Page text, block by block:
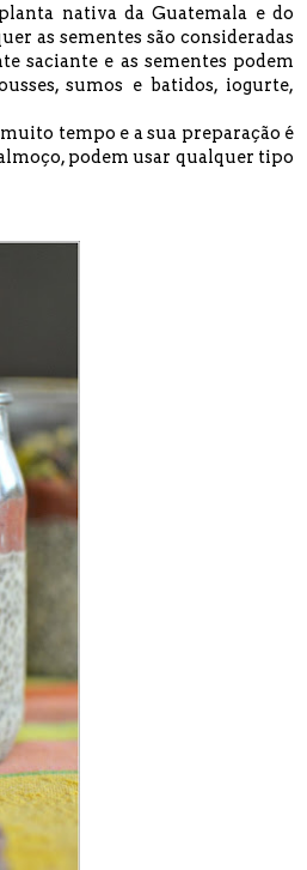
nativa da Guatemala e do
as sementes são consideradas
saciante e as sementes podem
sumos e batidos, iogurte,
tempo e a sua preparação é
podem usar qualquer tipo